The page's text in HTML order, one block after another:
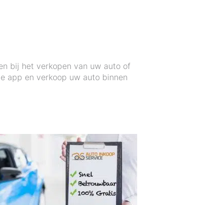
bij het verkopen van uw auto of
app en verkoop uw auto binnen